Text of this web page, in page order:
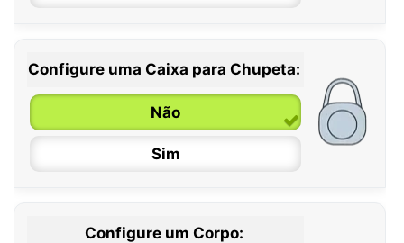
Configure uma Caixa para Chupeta:
Não
Sim
Configure um Corpo: